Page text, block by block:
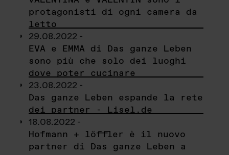
protagonisti di ogni camera da
letto
29.08.2022 -
EVA e EMMA di Das ganze Leben
sono più che solo dei luoghi
dove poter cucinare
23.08.2022 -
Das ganze Leben espande la rete
dei partner - Lisel.de
18.08.2022 -
Hofmann + löffler è il nuovo
partner di Das ganze Leben a